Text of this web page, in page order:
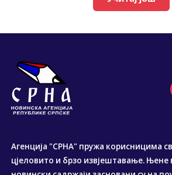
Агенција "СРНА" пружа корисницима
цјеловито и брзо извјештавање. Њене